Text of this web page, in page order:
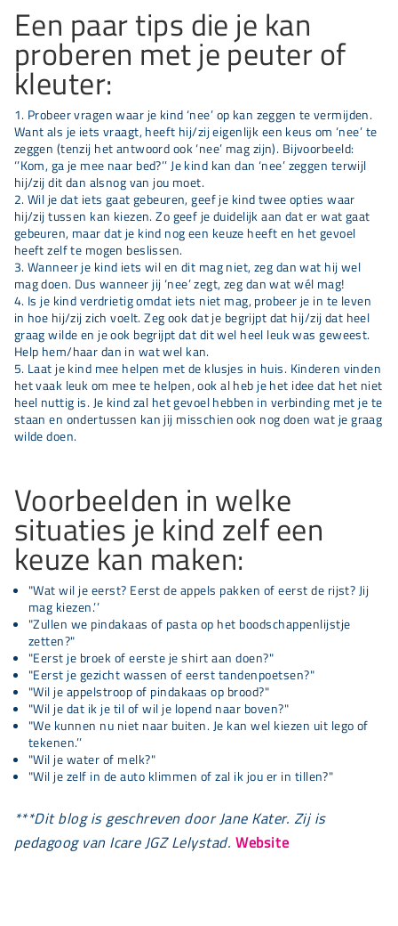
Een paar tips die je kan
proberen met je peuter of
kleuter:
Probeer vragen waar je kind ‘nee’ op kan zeggen te vermijden.
Want als je iets vraagt, heeft hij/zij eigenlijk een keus om ‘nee’ te
zeggen (tenzij het antwoord ook ‘nee’ mag zijn). Bijvoorbeeld:
‘’Kom, ga je mee naar bed?’’ Je kind kan dan ‘nee’ zeggen terwijl
hij/zij dit dan alsnog van jou moet.
Wil je dat iets gaat gebeuren, geef je kind twee opties waar
hij/zij tussen kan kiezen. Zo geef je duidelijk aan dat er wat gaat
gebeuren, maar dat je kind nog een keuze heeft en het gevoel
heeft zelf te mogen beslissen.
Wanneer je kind iets wil en dit mag niet, zeg dan wat hij wel
mag doen. Dus wanneer jij ‘nee’ zegt, zeg dan wat wél mag!
Is je kind verdrietig omdat iets niet mag, probeer je in te leven
in hoe hij/zij zich voelt. Zeg ook dat je begrijpt dat hij/zij dat heel
graag wilde en je ook begrijpt dat dit wel heel leuk was geweest.
Help hem/haar dan in wat wel kan.
Laat je kind mee helpen met de klusjes in huis. Kinderen vinden
het vaak leuk om mee te helpen, ook al heb je het idee dat het niet
heel nuttig is. Je kind zal het gevoel hebben in verbinding met je te
staan en ondertussen kan jij misschien ook nog doen wat je graag
wilde doen.
Voorbeelden in welke
situaties je kind zelf een
keuze kan maken:
"Wat wil je eerst? Eerst de appels pakken of eerst de rijst? Jij
mag kiezen.’’
"Zullen we pindakaas of pasta op het boodschappenlijstje
zetten?"
"Eerst je broek of eerste je shirt aan doen?"
"Eerst je gezicht wassen of eerst tandenpoetsen?"
"Wil je appelstroop of pindakaas op brood?"
"Wil je dat ik je til of wil je lopend naar boven?"
"We kunnen nu niet naar buiten. Je kan wel kiezen uit lego of
tekenen.’’
"Wil je water of melk?"
"Wil je zelf in de auto klimmen of zal ik jou er in tillen?"
***Dit blog is geschreven door Jane Kater. Zij is
pedagoog van Icare JGZ Lelystad. Website